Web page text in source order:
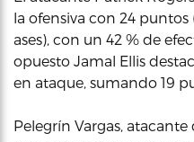
la ofensiva con 24 puntos
ases), con un 42 % de
opuesto Jamal Ellis
en ataque, sumando 19
Pelegrín Vargas,